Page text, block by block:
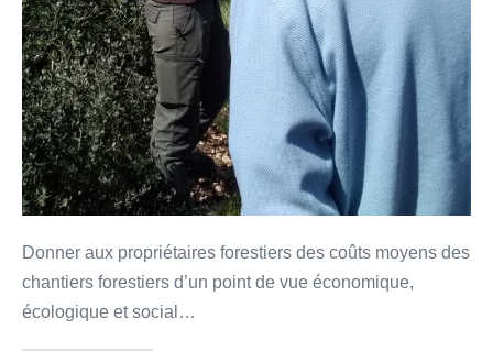
Donner aux propriétaires forestiers des coûts moyens des
chantiers forestiers d’un point de vue économique,
écologique et social…